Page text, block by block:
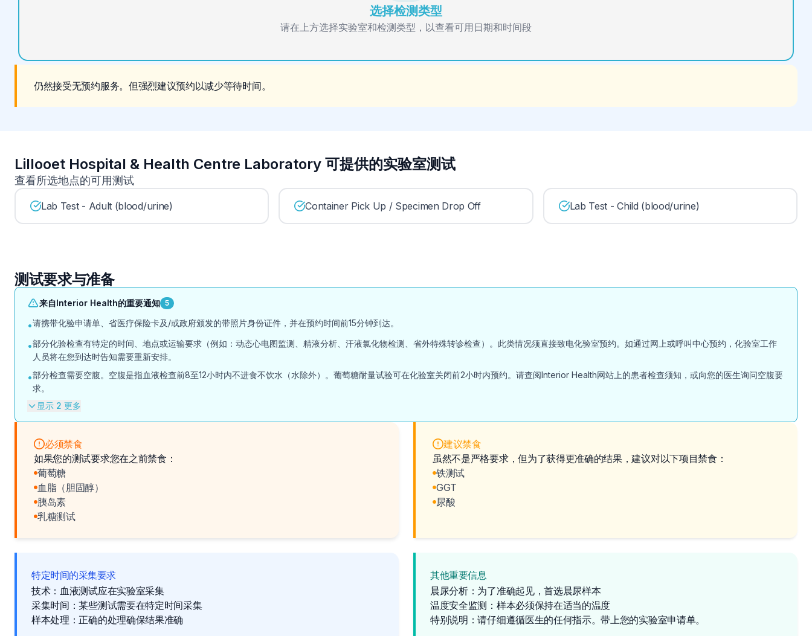
选择检测类型
请在上方选择实验室和检测类型，以查看可用日期和时间段
仍然接受无预约服务。但强烈建议预约以减少等待时间。
Lillooet Hospital & Health Centre Laboratory 可提供的实验室测试
查看所选地点的可用测试
Lab Test - Adult (blood/urine) Container Pick Up / Specimen Drop Off Lab Test - Child (blood/urine)
测试要求与准备
来自Interior Health的重要通知 5
•请携带化验申请单、省医疗保险卡及/或政府颁发的带照片身份证件，并在预约时间前15分钟到达。
•部分化验检查有特定的时间、地点或运输要求（例如：动态心电图监测、精液分析、汗液氯化物检测、省外特殊转诊检查）。此类情况须直接致电化验室预约。如通过网上或呼叫中心预约，化验室工作
人员将在您到达时告知需要重新安排。
•部分检查需要空腹。空腹是指血液检查前8至12小时内不进食不饮水（水除外）。葡萄糖耐量试验可在化验室关闭前2小时内预约。请查阅Interior Health网站上的患者检查须知，或向您的医生询问空腹要
求。
显示 2 更多
必须禁食
如果您的测试要求您在之前禁食：
葡萄糖
血脂（胆固醇）
胰岛素
乳糖测试
建议禁食
虽然不是严格要求，但为了获得更准确的结果，建议对以下项目禁食：
铁测试
GGT
尿酸
特定时间的采集要求
技术：血液测试应在实验室采集
采集时间：某些测试需要在特定时间采集
样本处理：正确的处理确保结果准确
其他重要信息
晨尿分析：为了准确起见，首选晨尿样本
温度安全监测：样本必须保持在适当的温度
特别说明：请仔细遵循医生的任何指示。带上您的实验室申请单。